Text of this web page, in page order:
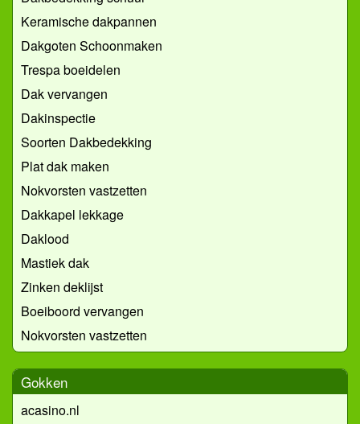
Keramische dakpannen
Dakgoten Schoonmaken
Trespa boeidelen
Dak vervangen
Dakinspectie
Soorten Dakbedekking
Plat dak maken
Nokvorsten vastzetten
Dakkapel lekkage
Daklood
Mastiek dak
Zinken deklijst
Boeiboord vervangen
Nokvorsten vastzetten
Gokken
acasino.nl